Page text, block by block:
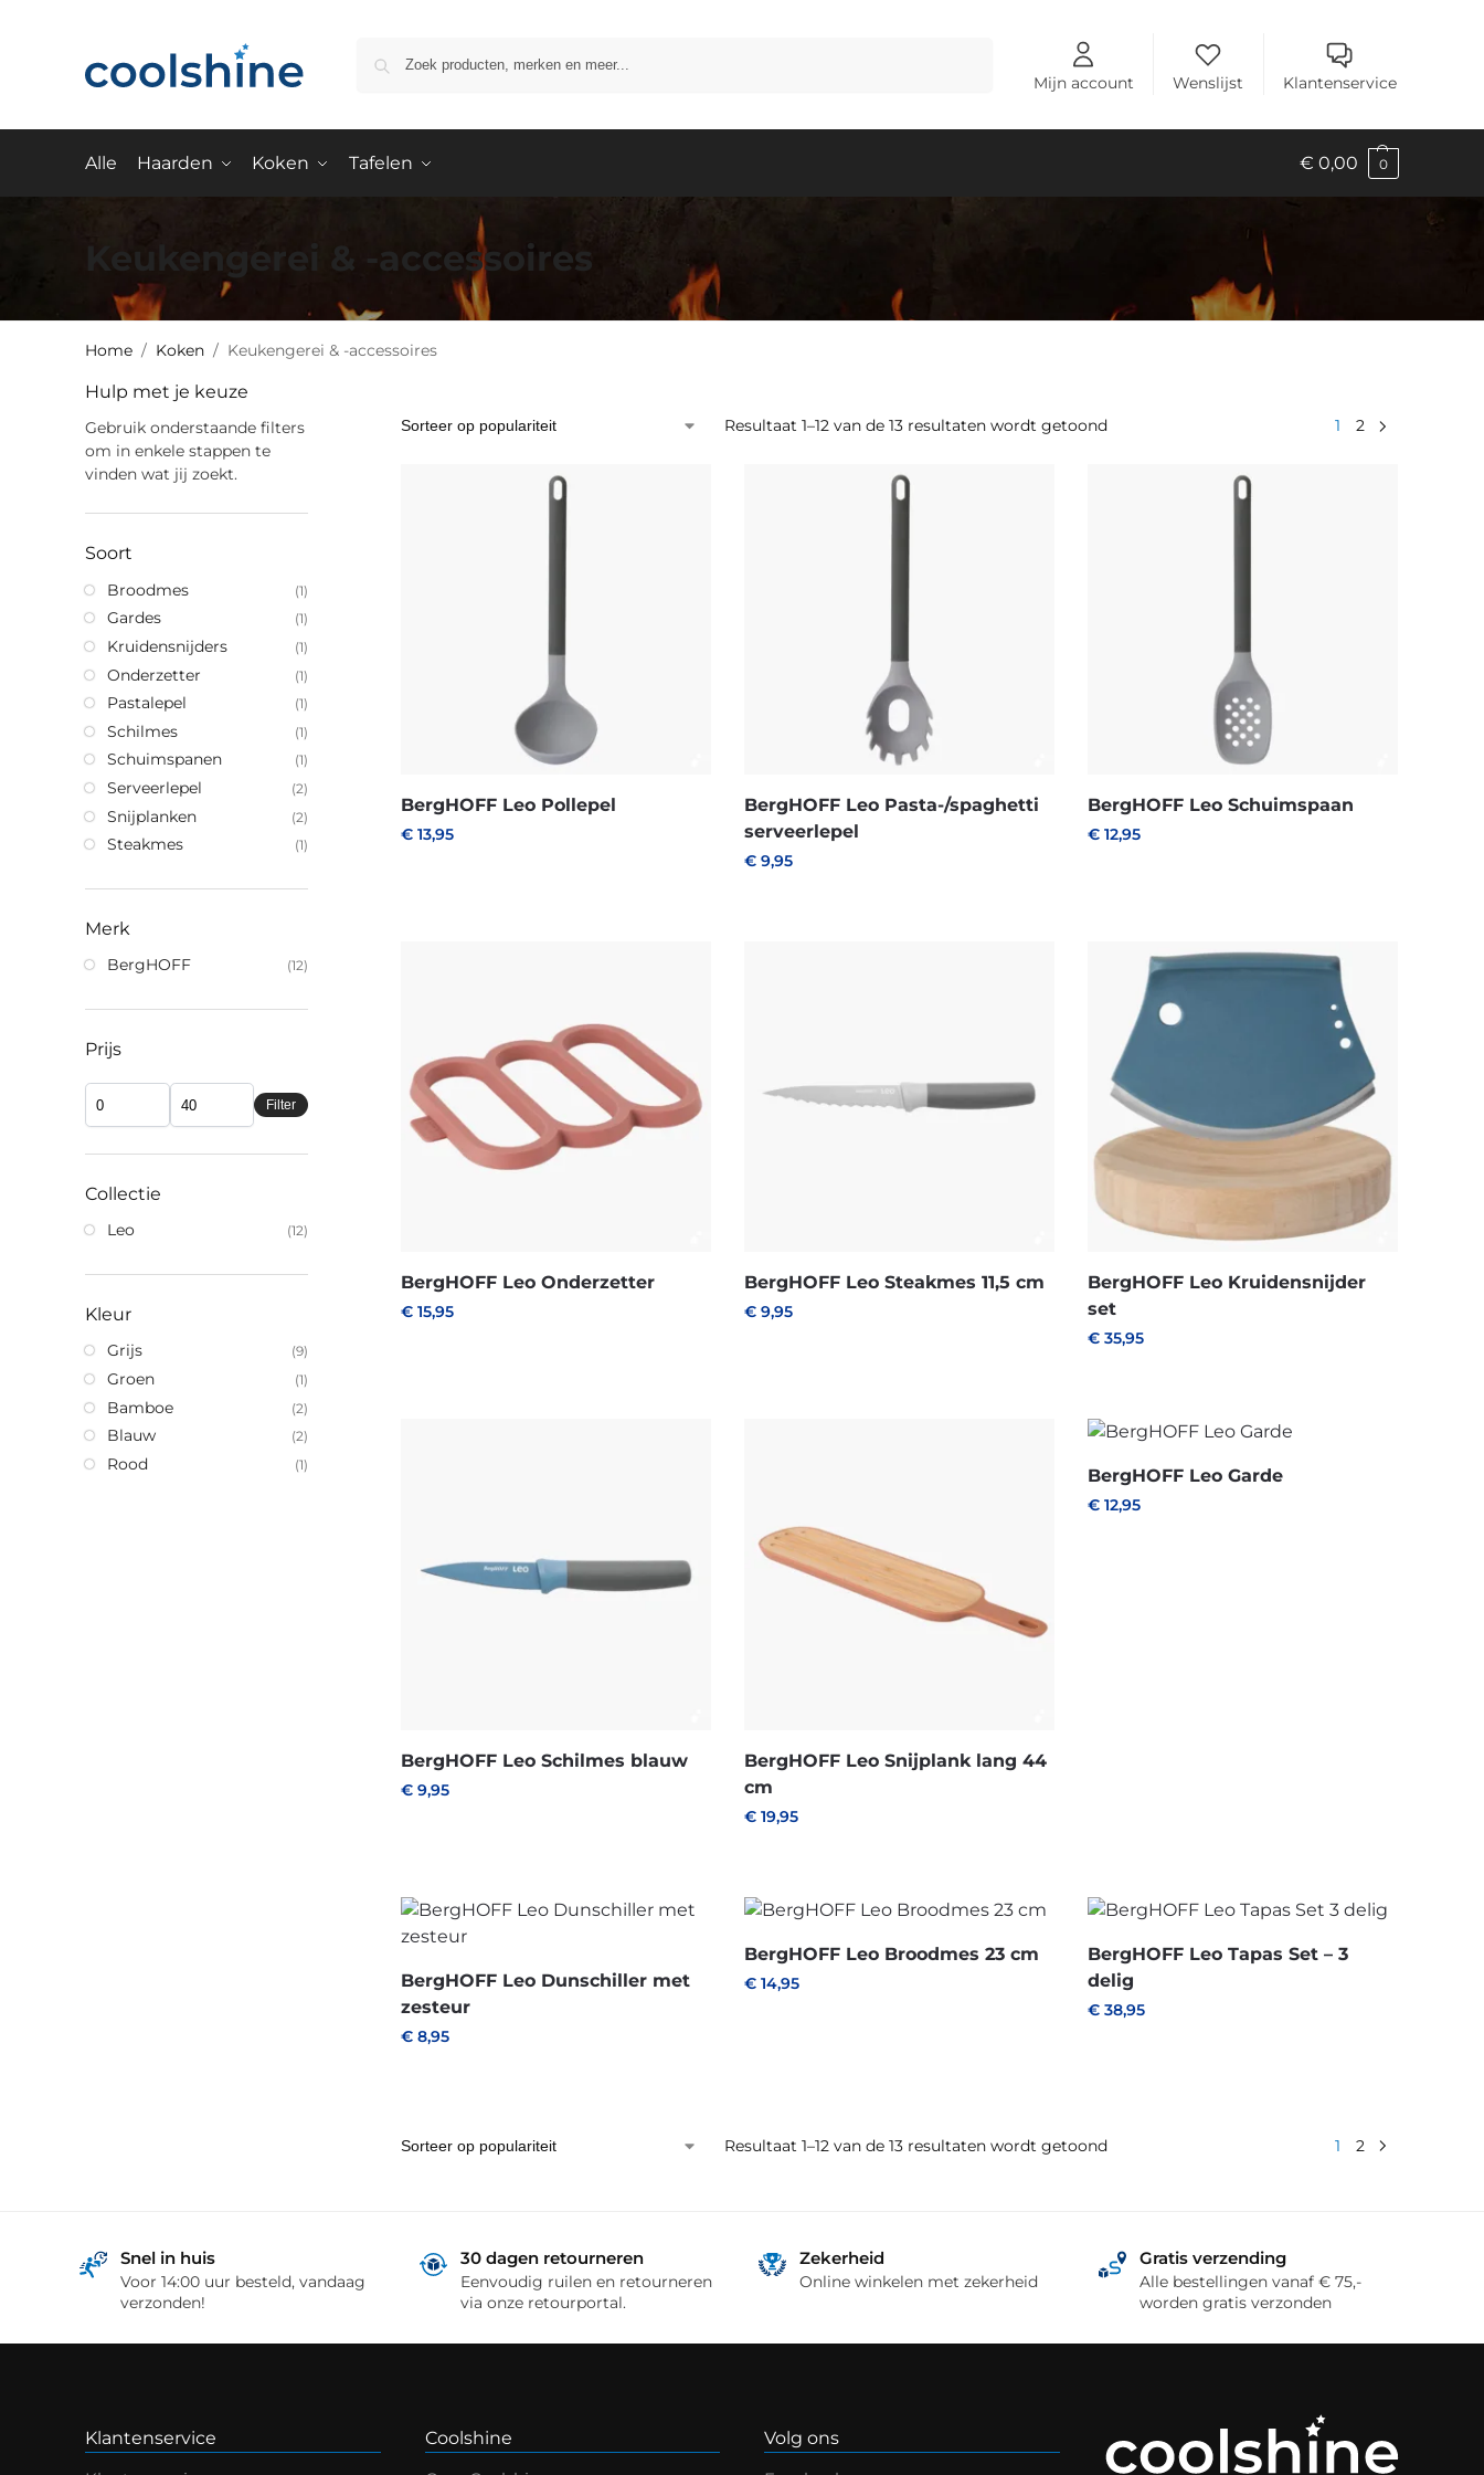
Mijn account Wenslijst Klantenservice
Alle Haarden Koken Tafelen € 0,00 0
Keukengerei & -accessoires
Home / Koken / Keukengerei & -accessoires
Resultaat 1–12 van de 13 resultaten wordt getoond 1 2
BergHOFF Leo Pollepel
€13,95
BergHOFF Leo Pasta-/spaghetti
serveerlepel
€9,95
BergHOFF Leo Schuimspaan
€12,95
BergHOFF Leo Onderzetter
€15,95
BergHOFF Leo Steakmes 11,5 cm
€9,95
BergHOFF Leo Kruidensnijder
set
€35,95
BergHOFF Leo Schilmes blauw
€9,95
BergHOFF Leo Snijplank lang 44
cm
€19,95
BergHOFF Leo Garde
€12,95
BergHOFF Leo Dunschiller met
zesteur
€8,95
BergHOFF Leo Broodmes 23 cm
€14,95
BergHOFF Leo Tapas Set – 3
delig
€38,95
Resultaat 1–12 van de 13 resultaten wordt getoond 1 2
Hulp met je keuze
Gebruik onderstaande filters
om in enkele stappen te
vinden wat jij zoekt.
Soort
Broodmes (1)
Gardes (1)
Kruidensnijders (1)
Onderzetter (1)
Pastalepel (1)
Schilmes (1)
Schuimspanen (1)
Serveerlepel (2)
Snijplanken (2)
Steakmes (1)
Merk
BergHOFF (12)
Prijs
Filter
Collectie
Leo (12)
Kleur
Grijs (9)
Groen (1)
Bamboe (2)
Blauw (2)
Rood (1)
Snel in huis
Voor 14:00 uur besteld, vandaag
verzonden!
30 dagen retourneren
Eenvoudig ruilen en retourneren
via onze retourportal.
Zekerheid
Online winkelen met zekerheid
Gratis verzending
Alle bestellingen vanaf € 75,-
worden gratis verzonden
Klantenservice
Coolshine
Volg ons